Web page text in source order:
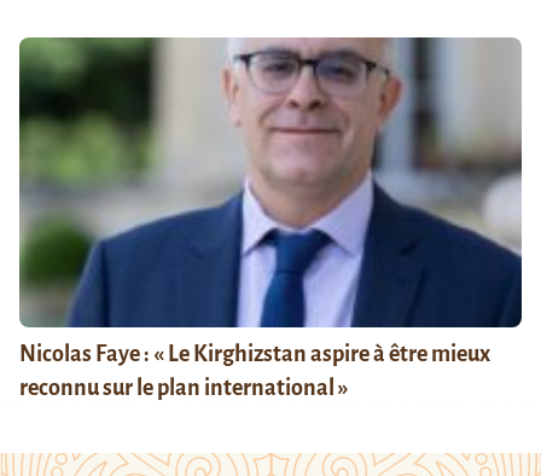
Nicolas Faye : « Le Kirghizstan aspire à être mieux
reconnu sur le plan international »